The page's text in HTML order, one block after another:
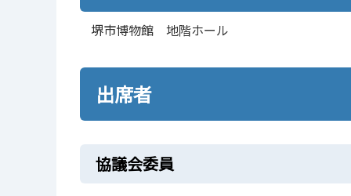
堺市博物館 地階ホール
出席者
協議会委員